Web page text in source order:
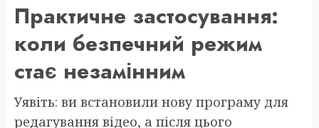
Практичне застосування:
коли безпечний режим
стає незамінним
Уявіть: ви встановили нову програму для
редагування відео, а після цього